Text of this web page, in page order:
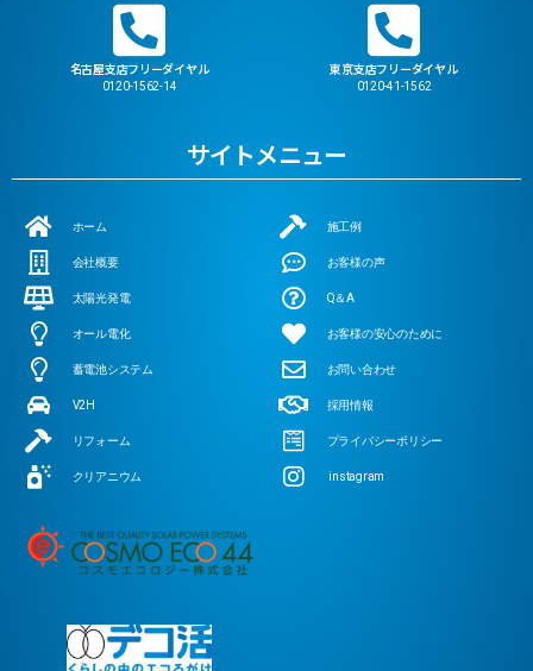
名古屋支店フリーダイヤル
0120-1562-14
東京支店フリーダイヤル
0120-41-1562
サイトメニュー
ホーム
会社概要
太陽光発電
オール電化
蓄電池システム
V2H
リフォーム
クリアニウム
施工例
お客様の声
Q＆A
お客様の安心のために
お問い合わせ
採用情報
プライバシーポリシー
instagram